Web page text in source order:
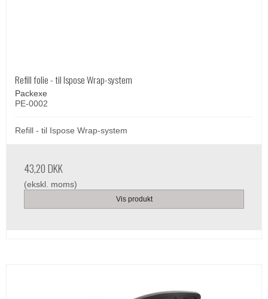
Refill folie - til Ispose Wrap-system
Packexe
PE-0002
Refill - til Ispose Wrap-system
43,20 DKK
(ekskl. moms)
Vis produkt